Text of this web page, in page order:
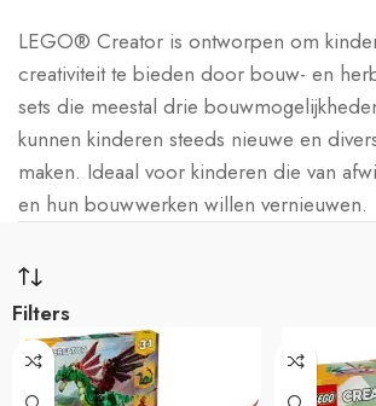
LEGO® Creator is ontworpen om
creativiteit te bieden door bouw- en
sets die meestal drie
kunnen kinderen steeds nieuwe en
maken. Ideaal voor kinderen die van
en hun bouwwerken willen vernieuwen.
Filters